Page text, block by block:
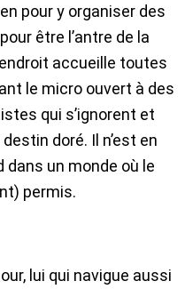
pour y organiser des
être l’antre de la
accueille toutes
le micro ouvert à des
qui s’ignorent et
doré. Il n’est en
un monde où le
permis.
lui qui navigue aussi